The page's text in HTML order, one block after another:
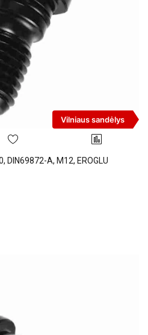
Vilniaus sandėlys
DIN69872-A, M12, EROGLU